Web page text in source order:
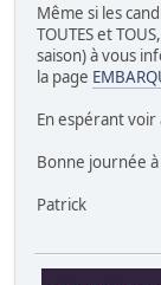
Même si les
TOUTES et
saison) à vous
la page
En espérant
Bonne journée
Patrick